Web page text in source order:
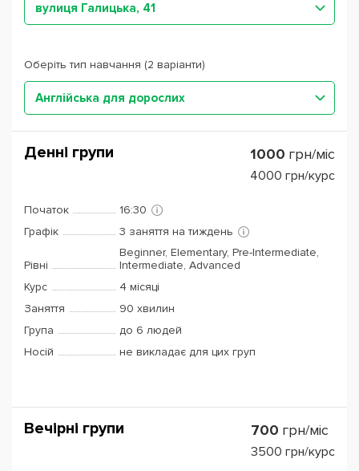
вулиця Галицька, 41
Оберіть тип навчання (2 варіанти)
Англійська для дорослих
Денні групи 1000 грн/міс
4000 грн/курс
Початок
16:30
Графік
3 заняття на тиждень
Рівні
Beginner, Elementary, Pre-Intermediate,
Intermediate, Advanced
Курс
4 місяці
Заняття
90 хвилин
Група
до 6 людей
Носій
не викладає для цих груп
Вечірні групи 700 грн/міс
3500 грн/курс